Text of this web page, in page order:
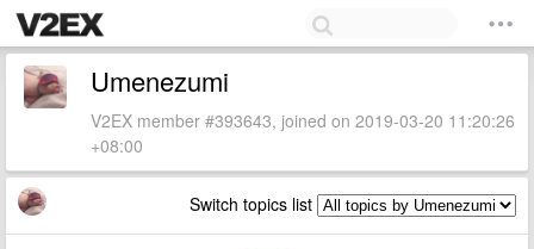
Umenezumi
V2EX member #393643, joined on 2019-03-20 11:20:26
+08:00
Switch topics list